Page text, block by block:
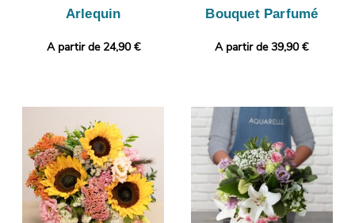
Arlequin
A partir de 24,90 €
Bouquet Parfumé
A partir de 39,90 €